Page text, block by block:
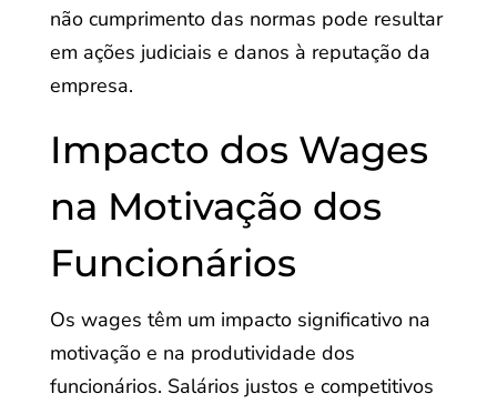
não cumprimento das normas pode resultar
em ações judiciais e danos à reputação da
empresa.
Impacto dos Wages
na Motivação dos
Funcionários
Os wages têm um impacto significativo na
motivação e na produtividade dos
funcionários. Salários justos e competitivos